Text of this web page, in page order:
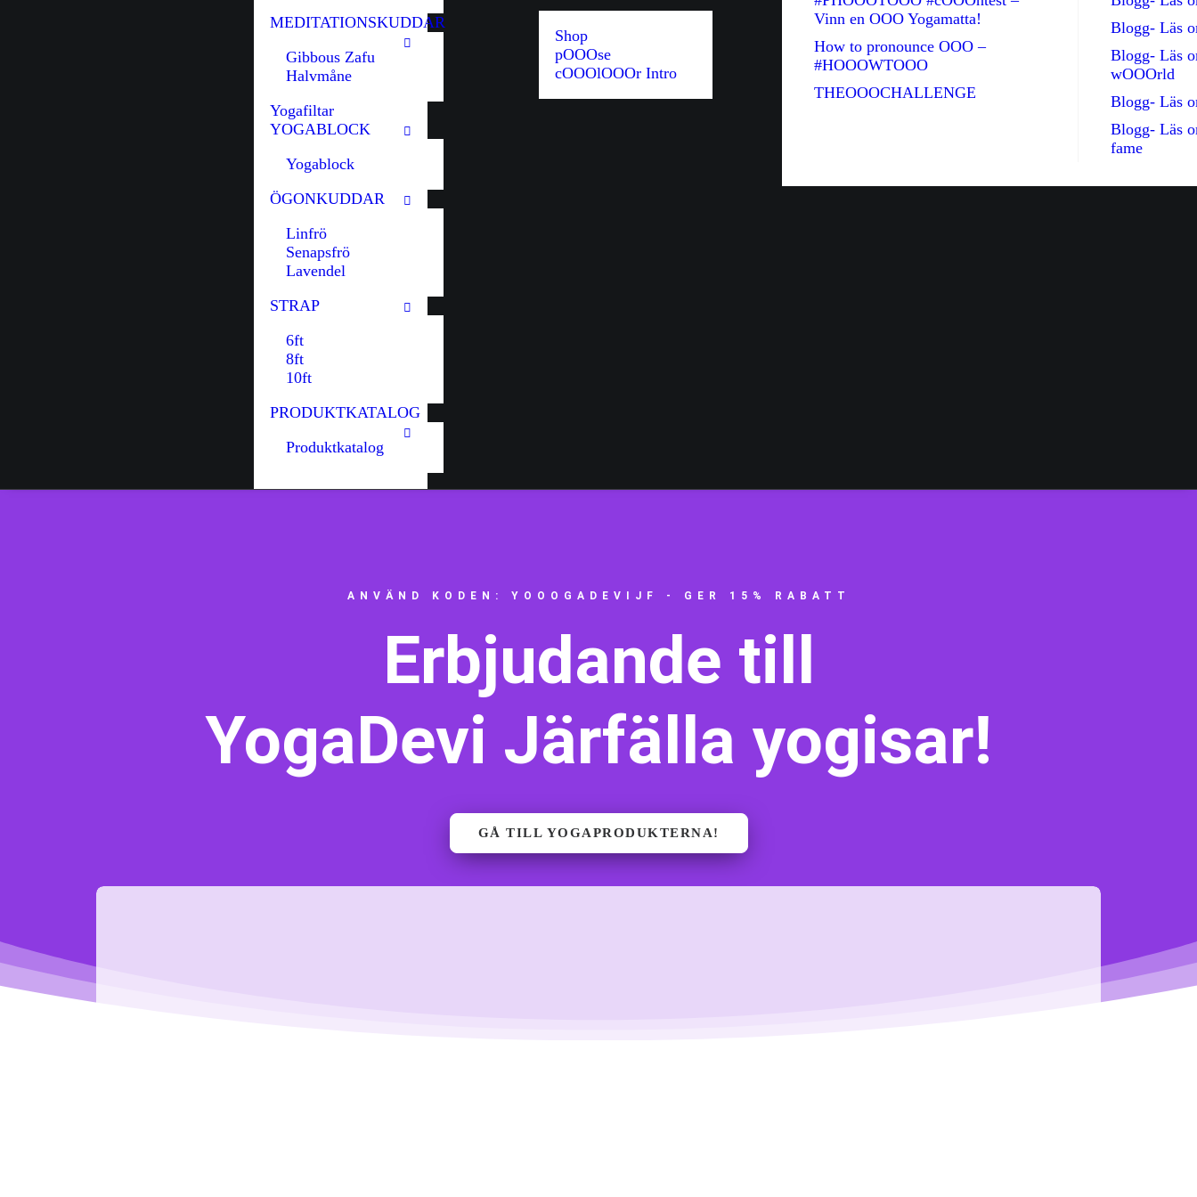
MEDITATIONSKUDDAR
Gibbous Zafu
Halvmåne
Yogafiltar
YOGABLOCK
Yogablock
ÖGONKUDDAR
Linfrö
Senapsfrö
Lavendel
STRAP
6ft
8ft
10ft
PRODUKTKATALOG
Produktkatalog
Shop
pOOOse
cOOOlOOOr Intro
Vinn en OOO Yogamatta!
How to pronounce OOO –
#HOOOWTOOO
THEOOOCHALLENGE
Blogg- Läs
Blogg- Läs
wOOOrld
Blogg- Läs
Blogg- Läs
fame
ANVÄND KODEN: YOOOGADEVIJF - GER 15% RABATT
Erbjudande till
YogaDevi Järfälla yogisar!
GÅ TILL YOGAPRODUKTERNA!